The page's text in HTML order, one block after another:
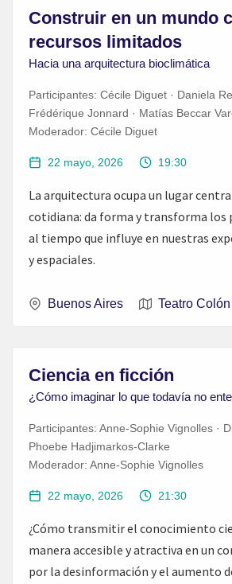
Construir en un mundo
recursos limitados
Hacia una arquitectura bioclimática
Participantes: Cécile Diguet · Daniela
Frédérique Jonnard · Matías Beccar
Moderador: Cécile Diguet
22 mayo, 2026 19:30
La arquitectura ocupa un lugar
cotidiana: da forma y transforma los
al tiempo que influye en nuestras
y espaciales.
Buenos Aires Teatro Colón
Ciencia en ficción
¿Cómo imaginar lo que todavía no
Participantes: Anne-Sophie Vignolles ·
Phoebe Hadjimarkos-Clarke
Moderador: Anne-Sophie Vignolles
22 mayo, 2026 21:30
¿Cómo transmitir el conocimiento
manera accesible y atractiva en un
por la desinformación y el aumento